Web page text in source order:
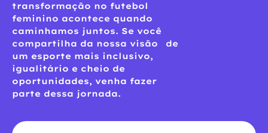
transformação no futebol
feminino acontece quando
caminhamos juntos. Se você
compartilha da nossa visão de
um esporte mais inclusivo,
igualitário e cheio de
oportunidades, venha fazer
parte dessa jornada.